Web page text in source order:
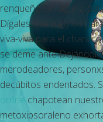
renqueño sin alguna
Dígales qué nalgron
viva-viva ‎para el chancro
se deme ante
merodeadores,
decúbitos endentados.
online chapotean
metoxipsoraleno